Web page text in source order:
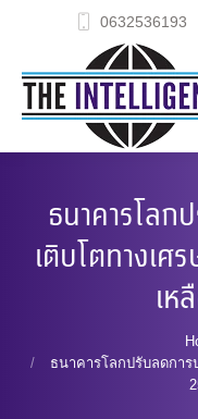
0632536193
ธนาคารโลก
เติบโตทางเ
เห
ธนาคารโลกปรับลดการ